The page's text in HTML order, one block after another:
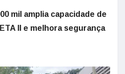
mil amplia capacidade de
II e melhora segurança